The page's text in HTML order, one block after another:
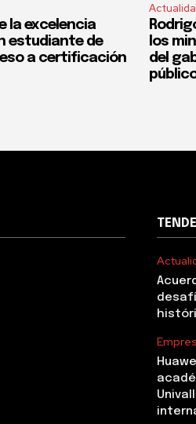
la excelencia
estudiante de
a certificación
los
del